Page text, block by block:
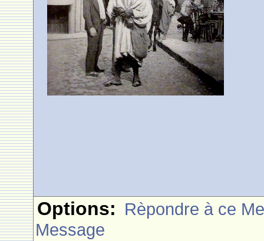
Options: Rèpondre à ce
Message